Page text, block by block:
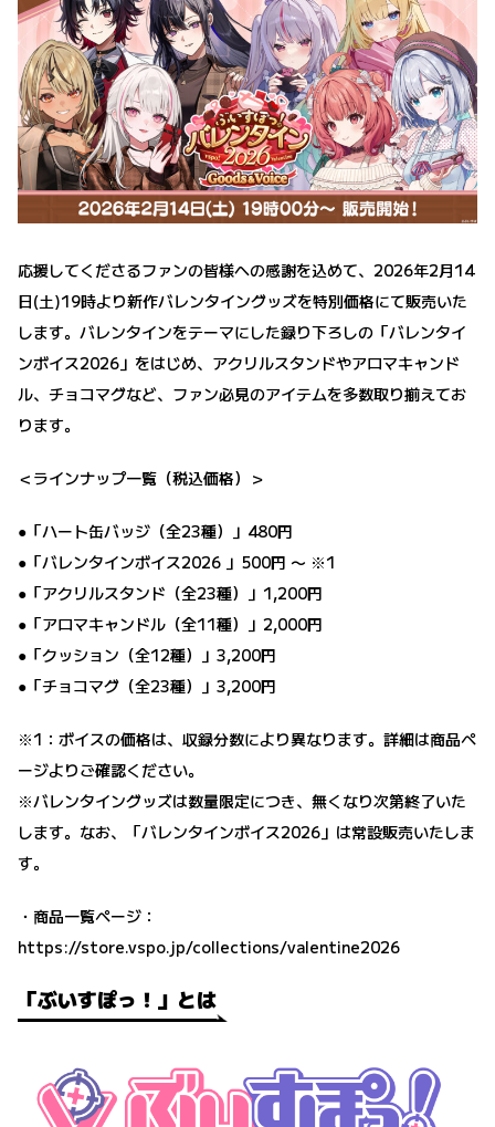
応援してくださるファンの皆様への感謝を込めて、2026年2月14
日(土)19時より新作バレンタイングッズを特別価格にて販売いた
します。バレンタインをテーマにした録り下ろしの「バレンタイ
ンボイス2026」をはじめ、アクリルスタンドやアロマキャンド
ル、チョコマグなど、ファン必見のアイテムを多数取り揃えてお
ります。
＜ラインナップ一覧（税込価格）＞
●「ハート缶バッジ（全23種）」480円
●「バレンタインボイス2026 」500円 〜 ※1
●「アクリルスタンド（全23種）」1,200円
●「アロマキャンドル（全11種）」2,000円
●「クッション（全12種）」3,200円
●「チョコマグ（全23種）」3,200円
※1：ボイスの価格は、収録分数により異なります。詳細は商品ペ
ージよりご確認ください。
※バレンタイングッズは数量限定につき、無くなり次第終了いた
します。なお、「バレンタインボイス2026」は常設販売いたしま
す。
・商品一覧ページ：
https://store.vspo.jp/collections/valentine2026
「ぶいすぽっ！」とは